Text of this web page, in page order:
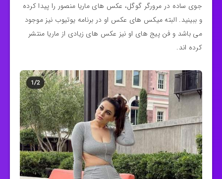
جوی ساده در مرورگر گوگل، عکس های ماریا منصور را پیدا کرده
و ببینید. البته میکس های عکس او در برنامه یوتیوب نیز موجود
می باشد و فن پیج های او نیز عکس های زیادی از ماریا منتشر
کرده اند.